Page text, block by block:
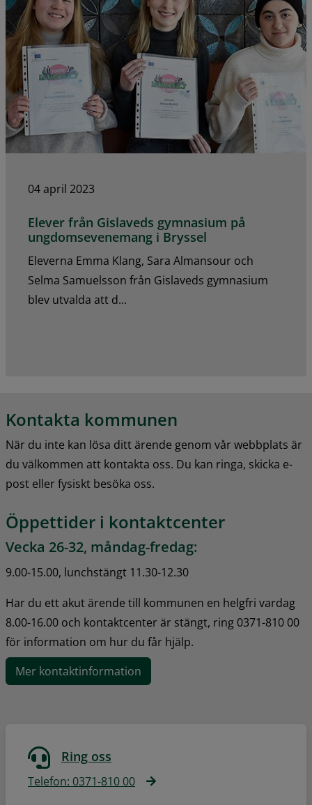
04 april 2023
Elever från Gislaveds gymnasium på
ungdomsevenemang i Bryssel
Eleverna Emma Klang, Sara Almansour och
Selma Samuelsson från Gislaveds gymnasium
blev utvalda att d...
Kontakta kommunen
När du inte kan lösa ditt ärende genom vår webbplats är
du välkommen att kontakta oss. Du kan ringa, skicka e-
post eller fysiskt besöka oss.
Öppettider i kontaktcenter
Vecka 26-32, måndag-fredag:
9.00-15.00, lunchstängt 11.30-12.30
Har du ett akut ärende till kommunen en helgfri vardag
8.00-16.00 och kontaktcenter är stängt, ring 0371-810 00
för information om hur du får hjälp.
Mer kontaktinformation
Ring oss
Telefon: 0371-810 00